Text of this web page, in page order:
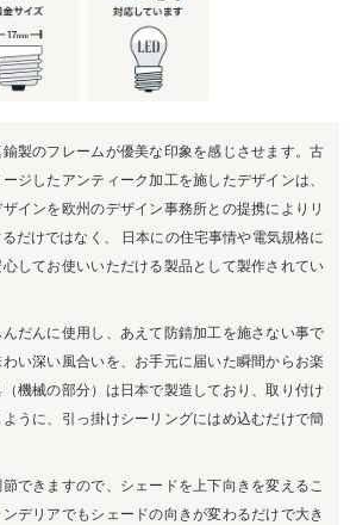
製のフレームが優美な印象を感じさせます。古
ジしたアンティーク加工を施したデザインは、
インを欧州のデザイン事務所との提携によりリ
だけではなく、 日本にの住宅事情や電気規格に
してお使いいただける製品として製作されてい
だんに使用し、あえて防錆加工を施さない事で
い深い風合いを、お手元に届いた瞬間からお楽
機械の部分）は日本で製造しており、取り付け
うに、引っ掛けシーリングにはめ込むだけで簡
できますので、シェードを上下向きを変えるこ
デリアでもシェードの向きが変わるだけで大き